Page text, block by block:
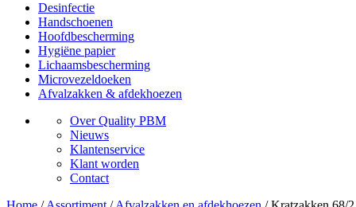
Desinfectie
Handschoenen
Hoofdbescherming
Hygiëne papier
Lichaamsbescherming
Microvezeldoeken
Afvalzakken & afdekhoezen
Over Quality PBM
Nieuws
Klantenservice
Klant worden
Contact